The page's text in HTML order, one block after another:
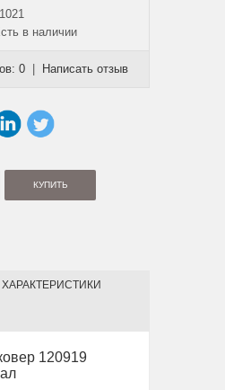
в наличии
0 Написать отзыв
ХАРАКТЕРИСТИКИ
120919